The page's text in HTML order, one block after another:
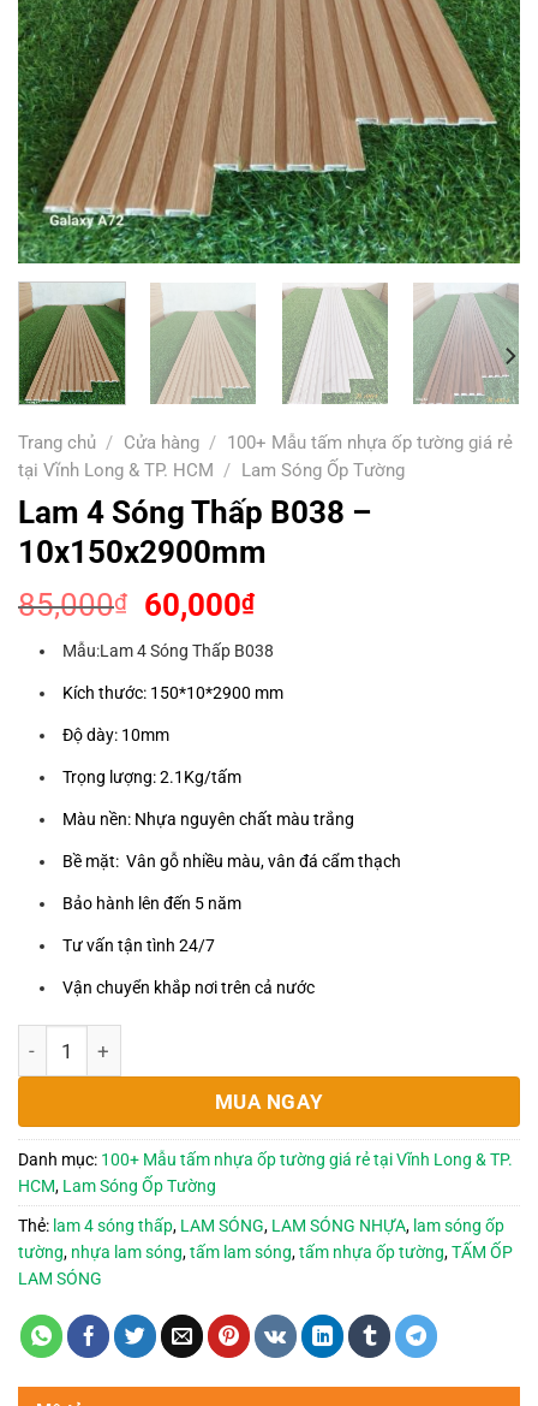
Trang chủ / Cửa hàng / 100+ Mẫu tấm nhựa ốp tường giá rẻ
tại Vĩnh Long & TP. HCM / Lam Sóng Ốp Tường
Lam 4 Sóng Thấp B038 –
10x150x2900mm
85,000₫
Giá
gốc
là:
85,000₫.
60,000₫Giá
tại
là:
Mẫu:Lam 4 Sóng Thấp B038
Kích thước: 150*10*2900 mm
Độ dày: 10mm
Trọng lượng: 2.1Kg/tấm
Màu nền: Nhựa nguyên chất màu trắng
Bề mặt: Vân gỗ nhiều màu, vân đá cẩm thạch
Bảo hành lên đến 5 năm
Tư vấn tận tình 24/7
Vận chuyển khắp nơi trên cả nước
MUA NGAY
Danh mục: 100+ Mẫu tấm nhựa ốp tường giá rẻ tại Vĩnh Long & TP.
HCM, Lam Sóng Ốp Tường
Thẻ: lam 4 sóng thấp, LAM SÓNG, LAM SÓNG NHỰA, lam sóng ốp
tường, nhựa lam sóng,tấm lam sóng,tấm nhựa ốp tường,TẤM ỐP
LAM SÓNG